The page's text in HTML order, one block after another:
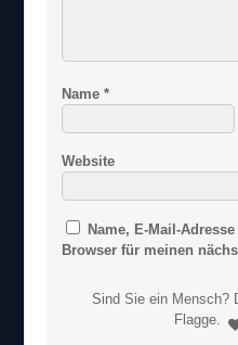
Name*
Website
Name, E-Mail-
Browser für meinen
Sind Sie ein Mensch?
Flagge
S